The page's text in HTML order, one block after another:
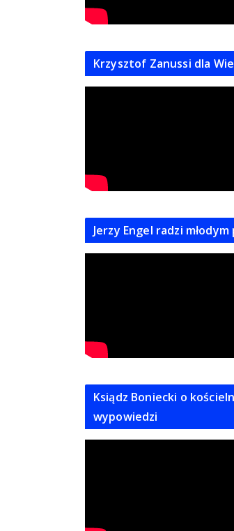
Krzysztof Zanussi dla
Jerzy Engel radzi młodym
Ksiądz Boniecki o
wypowiedzi